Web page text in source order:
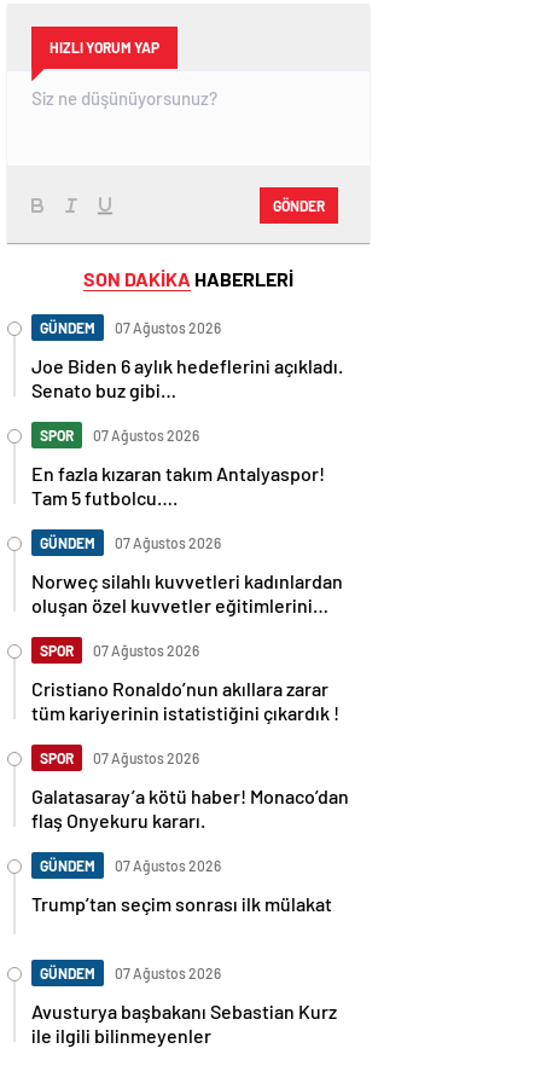
HIZLI YORUM YAP
GÖNDER
SON DAKİKA HABERLERİ
GÜNDEM 07 Ağustos 2026
Joe Biden 6 aylık hedeflerini açıkladı.
Senato buz gibi…
SPOR 07 Ağustos 2026
En fazla kızaran takım Antalyaspor!
Tam 5 futbolcu….
GÜNDEM 07 Ağustos 2026
Norweç silahlı kuvvetleri kadınlardan
oluşan özel kuvvetler eğitimlerini
SPOR 07 Ağustos 2026
Cristiano Ronaldo’nun akıllara zarar
tüm kariyerinin istatistiğini çıkardık !
SPOR 07 Ağustos 2026
Galatasaray’a kötü haber! Monaco’dan
flaş Onyekuru kararı.
GÜNDEM 07 Ağustos 2026
Trump’tan seçim sonrası ilk mülakat
GÜNDEM 07 Ağustos 2026
Avusturya başbakanı Sebastian Kurz
ile ilgili bilinmeyenler